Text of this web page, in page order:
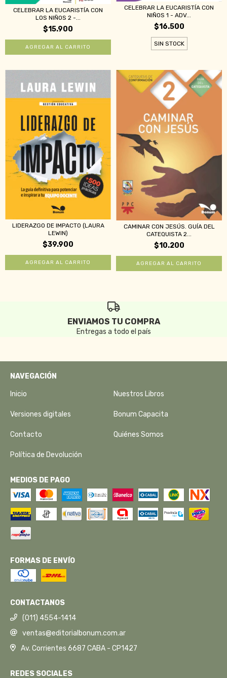
CELEBRAR LA EUCARISTÍA CON
LOS NIÑOS 2 -...
$15.900
CELEBRAR LA EUCARISTÍA CON
NIÑOS 1 - ADV...
$16.500
SIN STOCK
LIDERAZGO DE IMPACTO (LAURA
LEWIN)
$39.900
CAMINAR CON JESÚS. GUÍA DEL
CATEQUISTA 2...
$10.200
ENVIAMOS TU COMPRA
Entregas a todo el país
NAVEGACIÓN
Inicio Nuestros Libros
Versiones digitales Bonum Capacita
Contacto Quiénes Somos
Política de Devolución
MEDIOS DE PAGO
FORMAS DE ENVÍO
CONTACTANOS
(011) 4554-1414
ventas@editorialbonum.com.ar
Av. Corrientes 6687 CABA - CP1427
REDES SOCIALES